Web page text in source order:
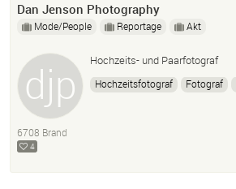
Dan Jenson Photography
Mode/People Reportage Akt
Hochzeits- und Paarfotograf
Hochzeitsfotograf Fotograf
6708 Brand
4